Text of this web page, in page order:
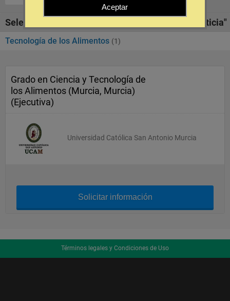
Seleccione la SubCategoría de "Industria Alimenticia"
Tecnología de los Alimentos (1)
Grado en Ciencia y Tecnología de
los Alimentos (Murcia, Murcia)
(Ejecutiva)
Universidad Católica San Antonio Murcia
Solicitar información
Términos legales y Condiciones de Uso
Aceptar